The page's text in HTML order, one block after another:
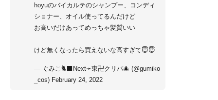
hoyuのバイカルテのシャンプー、コンディ
ショナー、オイル使ってるんだけど
お高いだけあってめっちゃ髪質いい
けど無くなったら買えないな高すぎて😇😇
— ぐみこ🐈‍⬛Next➛東卍クリパ🎄 (@gumiko
_cos) February 24, 2022